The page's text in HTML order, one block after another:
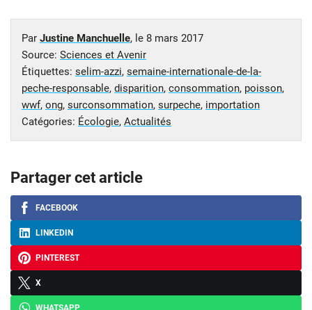
Par Justine Manchuelle, le 8 mars 2017
Source: Sciences et Avenir
Étiquettes: selim-azzi, semaine-internationale-de-la-
peche-responsable, disparition, consommation, poisson,
wwf, ong, surconsommation, surpeche, importation
Catégories: Écologie, Actualités
Partager cet article
FACEBOOK
LINKEDIN
PINTEREST
X
WHATSAPP